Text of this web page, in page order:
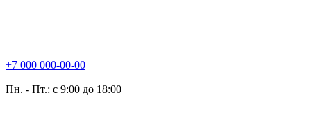
+7 000 000-00-00
Пн. - Пт.: с 9:00 до 18:00